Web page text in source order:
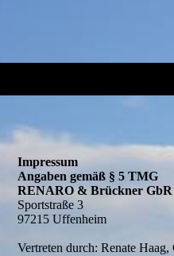
Impressum
Angaben gemäß § 5 TMG
RENARO & Brückner GbR
Sportstraße 3
97215 Uffenheim
Vertreten durch:Renate